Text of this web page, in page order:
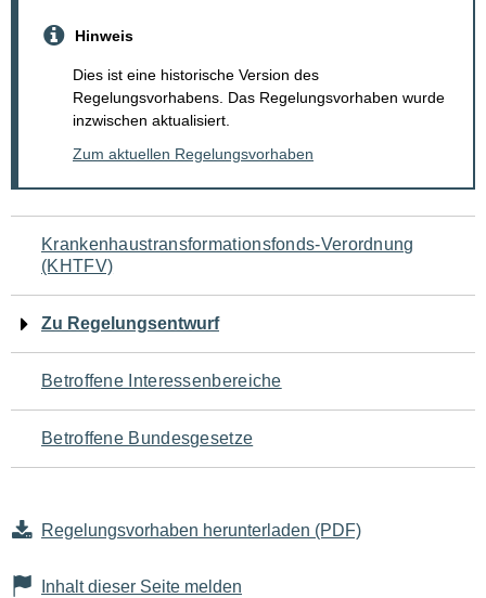
Hinweis
Dies ist eine historische Version des
Regelungsvorhabens. Das Regelungsvorhaben wurde
inzwischen aktualisiert.
Zum aktuellen Regelungsvorhaben
Navigation
für
den
Seiteninhalt
Krankenhaustransformationsfonds-Verordnung
(KHTFV)
Zu Regelungsentwurf
Betroffene Interessenbereiche
Betroffene Bundesgesetze
Regelungsvorhaben herunterladen (PDF)
Inhalt dieser Seite melden